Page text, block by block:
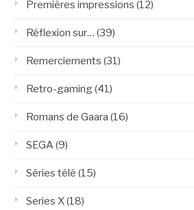
Premières impressions (12)
Réflexion sur… (39)
Remerciements (31)
Retro-gaming(41)
Romans de Gaara (16)
SEGA(9)
Séries télé (15)
Series X(18)